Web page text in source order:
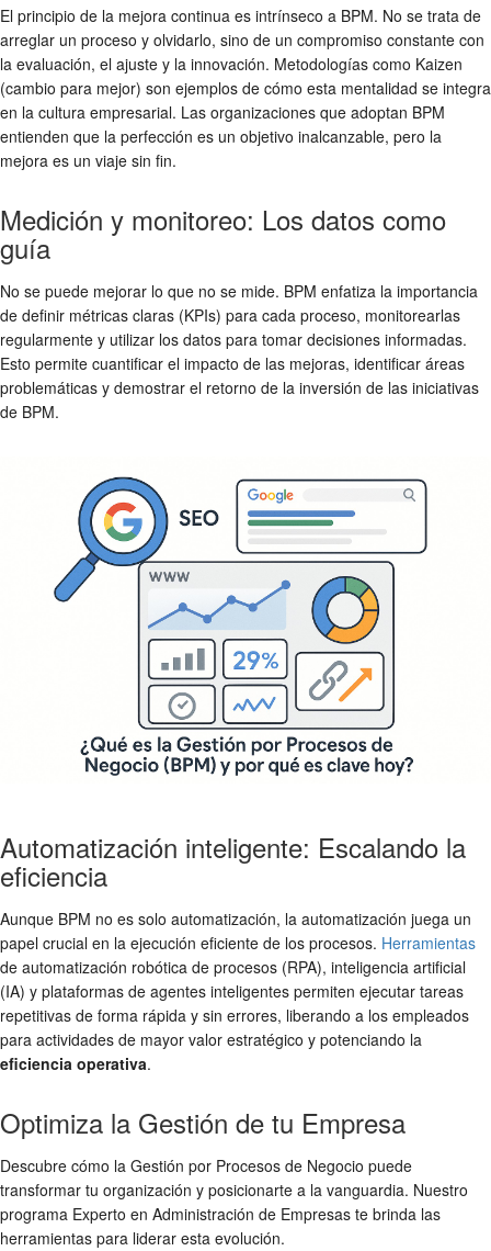
El principio de la mejora continua es intrínseco a BPM. No se trata de
arreglar un proceso y olvidarlo, sino de un compromiso constante con
la evaluación, el ajuste y la innovación. Metodologías como Kaizen
(cambio para mejor) son ejemplos de cómo esta mentalidad se integra
en la cultura empresarial. Las organizaciones que adoptan BPM
entienden que la perfección es un objetivo inalcanzable, pero la
mejora es un viaje sin fin.
Medición y monitoreo: Los datos como
guía
No se puede mejorar lo que no se mide. BPM enfatiza la importancia
de definir métricas claras (KPIs) para cada proceso, monitorearlas
regularmente y utilizar los datos para tomar decisiones informadas.
Esto permite cuantificar el impacto de las mejoras, identificar áreas
problemáticas y demostrar el retorno de la inversión de las iniciativas
de BPM.
Automatización inteligente: Escalando la
eficiencia
Aunque BPM no es solo automatización, la automatización juega un
papel crucial en la ejecución eficiente de los procesos. Herramientas
de automatización robótica de procesos (RPA), inteligencia artificial
(IA) y plataformas de agentes inteligentes permiten ejecutar tareas
repetitivas de forma rápida y sin errores, liberando a los empleados
para actividades de mayor valor estratégico y potenciando la
eficiencia operativa.
Optimiza la Gestión de tu Empresa
Descubre cómo la Gestión por Procesos de Negocio puede
transformar tu organización y posicionarte a la vanguardia. Nuestro
programa Experto en Administración de Empresas te brinda las
herramientas para liderar esta evolución.